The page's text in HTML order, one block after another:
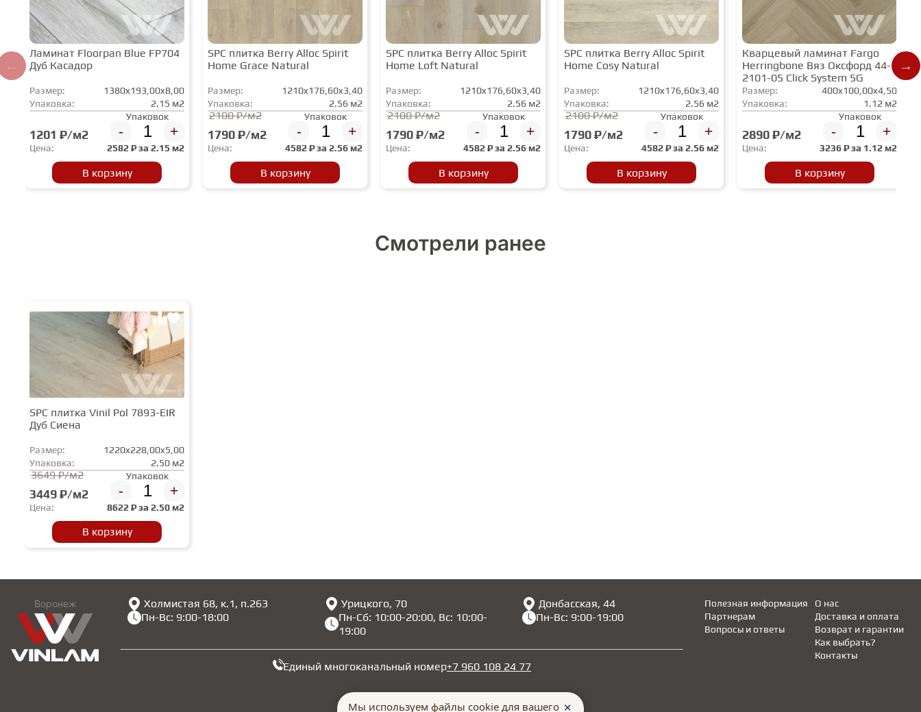
Ламинат Floorpan Blue FP704
Дуб Касадор
Размер:
1380x193,00x8,00
Упаковка:
2.15 м2
1201 ₽/м2
Упаковок
- +
Цена: 2582₽ за 2.15 м2
В корзину
SPC плитка Berry Alloc Spirit
Home Grace Natural
Размер:
1210x176,60x3,40
Упаковка:
2.56 м2
2100 ₽/м2
1790 ₽/м2
Упаковок
- +
Цена: 4582₽ за 2.56 м2
В корзину
SPC плитка Berry Alloc Spirit
Home Loft Natural
Размер:
1210x176,60x3,40
Упаковка:
2.56 м2
2100 ₽/м2
1790 ₽/м2
Упаковок
- +
Цена: 4582₽ за 2.56 м2
В корзину
SPC плитка Berry Alloc Spirit
Home Cosy Natural
Размер:
1210x176,60x3,40
Упаковка:
2.56 м2
2100 ₽/м2
1790 ₽/м2
Упаковок
- +
Цена: 4582₽ за 2.56 м2
В корзину
Кварцевый ламинат Fargo
Herringbone Вяз Оксфорд 44-
2101-05 Click System 5G
Размер:
400x100,00x4,50
Упаковка:
1.12 м2
2890 ₽/м2
Упаковок
- +
Цена: 3236₽ за 1.12 м2
В корзину
Смотрели ранее
SPC плитка Vinil Pol 7893-EIR
Дуб Сиена
Размер:
1220x228,00x5,00
Упаковка:
2.50 м2
3649 ₽/м2
3449 ₽/м2
Упаковок
- +
Цена: 8622₽ за 2.50 м2
В корзину
Воронеж
Холмистая 68, к.1, п.263
Пн-Вс: 9:00-18:00
Урицкого, 70
Пн-Сб: 10:00-20:00, Вс: 10:00-
19:00
Донбасская, 44
Пн-Вс: 9:00-19:00
Единый многоканальный номер+7 960 108 24 77
Полезная информация
Партнерам
Вопросы и ответы
Доставка и оплата
Возврат и гарантии
Как выбрать?
О нас
Контакты
Мы используем файлы cookie для вашего ✕